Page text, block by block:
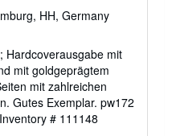
HH, Germany
Hardcoverausgabe mit
mit goldgeprägtem
mit zahlreichen
Gutes Exemplar. pw172
# 111148